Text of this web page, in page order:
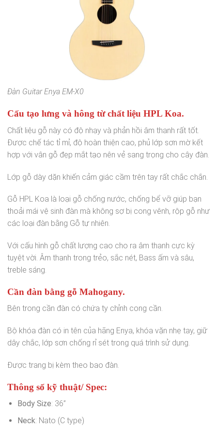
Đàn Guitar Enya EM-X0
Cấu tạo lưng và hông từ chất liệu HPL Koa.
Chất liệu gỗ này có độ nhạy và phản hồi âm thanh rất tốt.
Được chế tác tỉ mỉ, độ hoàn thiện cao, phủ lớp sơn mờ kết
hợp với vân gỗ đẹp mắt tạo nên vẻ sang trọng cho cây đàn.
Lớp gỗ dày dặn khiến cảm giác cầm trên tay rất chắc chắn.
Gỗ HPL Koa là loại gỗ chống nước, chống bể vỡ giúp bạn
thoải mái vệ sinh đàn mà không sợ bị cong vênh, rộp gỗ như
các loại đàn bằng Gỗ tự nhiên.
Với cấu hình gỗ chất lượng cao cho ra âm thanh cực kỳ
tuyệt vời. Âm thanh trong trẻo, sắc nét, Bass ấm và sâu,
treble sáng.
Cần đàn bằng gỗ Mahogany.
Bên trong cần đàn có chứa ty chỉnh cong cần.
Bộ khóa đàn có in tên của hãng Enya, khóa vặn nhẹ tay, giữ
dây chắc, lớp sơn chống rỉ sét trong quá trình sử dụng.
Được trang bị kèm theo bao đàn.
Thông số kỹ thuật/ Spec:
Body Size: 36”
Neck: Nato (C type)